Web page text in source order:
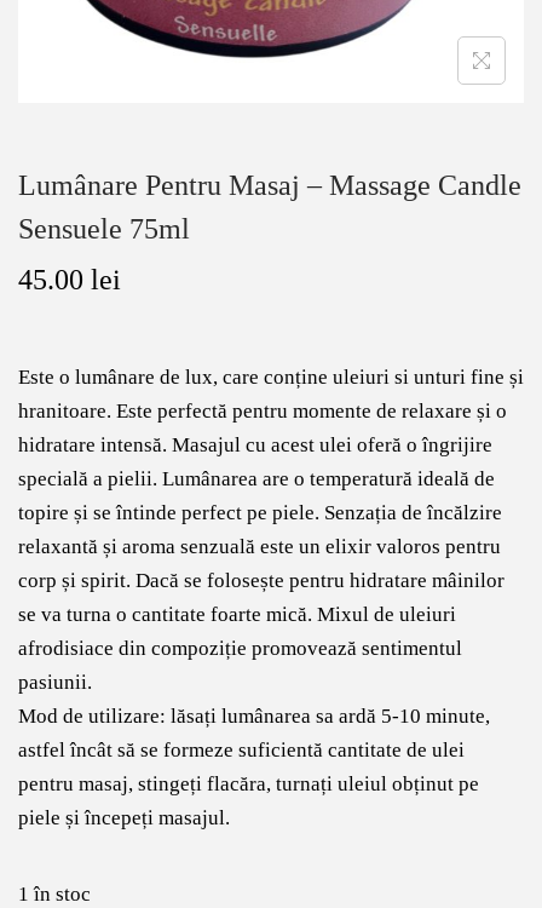
Lumânare Pentru Masaj – Massage Candle
Sensuele 75ml
45.00 lei
Este o lumânare de lux, care conține uleiuri si unturi fine și
hranitoare. Este perfectă pentru momente de relaxare și o
hidratare intensă. Masajul cu acest ulei oferă o îngrijire
specială a pielii. Lumânarea are o temperatură ideală de
topire și se întinde perfect pe piele. Senzația de încălzire
relaxantă și aroma senzuală este un elixir valoros pentru
corp și spirit. Dacă se folosește pentru hidratare mâinilor
se va turna o cantitate foarte mică. Mixul de uleiuri
afrodisiace din compoziție promovează sentimentul
pasiunii.
Mod de utilizare: lăsați lumânarea sa ardă 5-10 minute,
astfel încât să se formeze suficientă cantitate de ulei
pentru masaj, stingeți flacăra, turnați uleiul obținut pe
piele și începeți masajul.
1 în stoc